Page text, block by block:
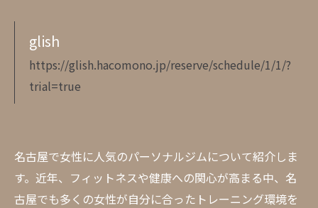
glish
https://glish.hacomono.jp/reserve/schedule/1/1/?
trial=true
名古屋で女性に人気のパーソナルジムについて紹介しま
す。近年、フィットネスや健康への関心が高まる中、名
古屋でも多くの女性が自分に合ったトレーニング環境を